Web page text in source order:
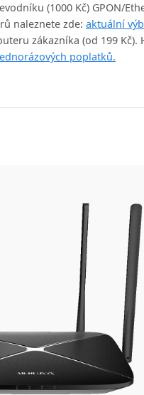
(1000 Kč) GPON/
naleznete zde: aktuální
zákazníka (od 199
poplatků.